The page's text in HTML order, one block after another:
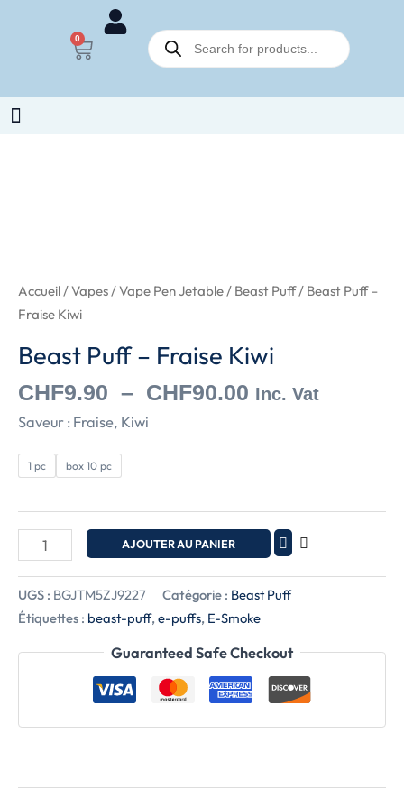
0
Panier
Recherche
de
produits
Accueil/Vapes/Vape Pen Jetable/ Beast Puff/ Beast Puff –
Fraise Kiwi
Beast Puff – Fraise Kiwi
CHF9.90 – CHF90.00
CHF90.00
Inc. Vat
Saveur : Fraise, Kiwi
1 pc box 10 pc
Fraise
Kiwi
AJOUTER AU PANIER
UGS : BGJTM5ZJ9227 Catégorie : Beast Puff
Étiquettes : beast-puff, e-puffs, E-Smoke
Guaranteed Safe Checkout